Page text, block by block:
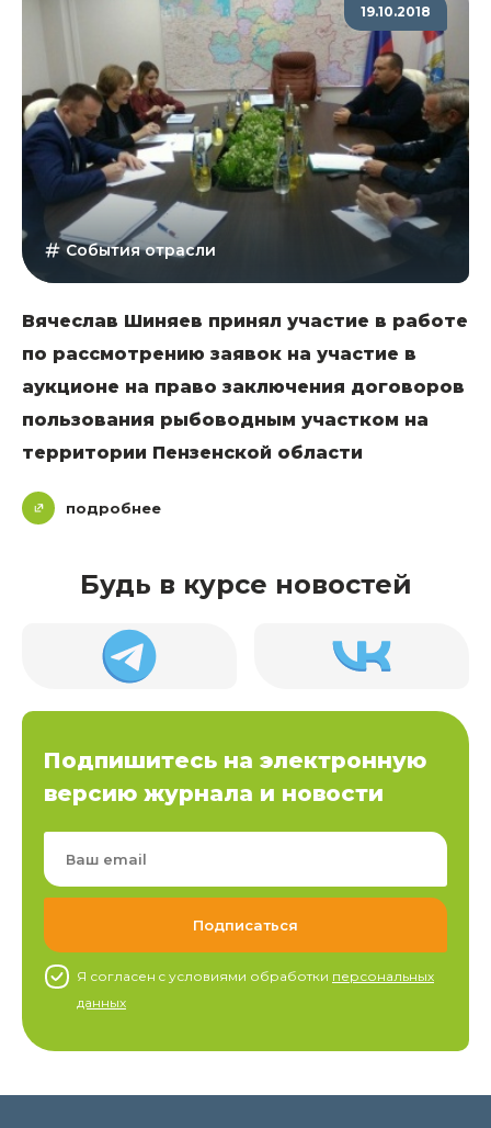
19.10.2018
События отрасли
Вячеслав Шиняев принял участие в работе
по рассмотрению заявок на участие в
аукционе на право заключения договоров
пользования рыбоводным участком на
территории Пензенской области
подробнее
Будь в курсе новостей
Подпишитесь на электронную
версию журнала и новости
Я согласен c условиями обработки персональных
данных